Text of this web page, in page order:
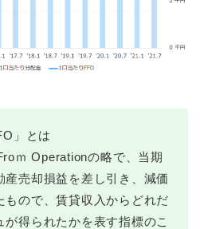
」とは
ｍ Operationの略で、当期
産売却損益を差し引き、減価
もので、賃貸収入からどれだ
が得られたかを表す指標のこ